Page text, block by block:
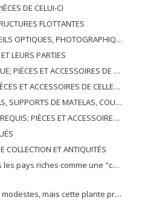
DE CELUI-CI
FLOTTANTES
DE MESURE, DE CONTRÔLE, DE MÉDECINE OU DE CHIRURGIE; PIÈCES ET ACCESSOIRES
LEURS PARTIES
ET ACCESSOIRES DE TELS ARTICLES
ET ACCESSOIRES DE CELLES-CI
RACCORDS D'ÉCLAIRAGE, N.E.C .; SIGNES LUMINEUSES, PLAQUES DE NOMS LUMINEUSES ET SIMILAIRES; BÂTIMENTS PRÉFABRIQUÉS
PIÈCES ET ACCESSOIRES DE CELLES-CI
COLLECTION ET ANTIQUITÉS
fonio blanc est une graminée de la famille des poaceae cultivée pour ses graines dans certaines régions d'Afrique.
dans la préparation de nombreuses recettes traditionnelles africaines comme le couscous, la bouillie, les boulettes, les beignets et même le pain.